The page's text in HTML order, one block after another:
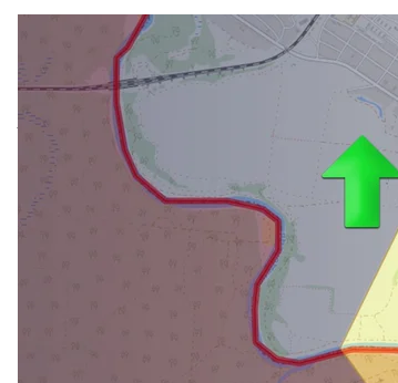
Красная линия — фактическая «граница».
территория.
Военных там сейчас нет.
«Основные задачи выполняет
тех структур, которые у них есть.
ситуациям, это и медицинские
самое главное это обеспечение жизни
программы «Нинi вже» (Прямо
генерал майор Богдан Бондарь.
Он также добавил, что страхи
медикаментами, при необходимости
Впрочем в Станице Луганской есть
которую сейчас и ремонтируют
.
сторона свои обязательства не